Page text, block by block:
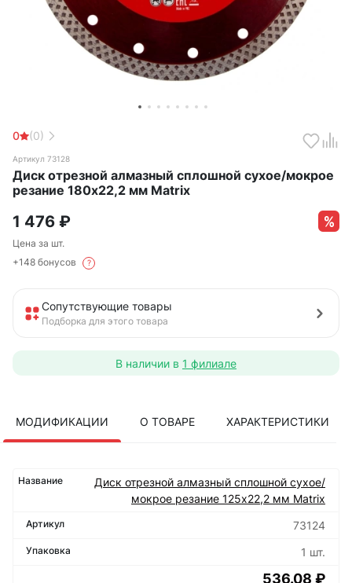
0 (0)
Артикул 73128
Диск отрезной алмазный сплошной сухое/мокрое
резание 180х22,2 мм Matrix
1 476 ₽
Цена за шт.
+148 бонусов
?
Сопутствующие товары
Подборка для этого товара
В наличии в 1 филиале
МОДИФИКАЦИИ О ТОВАРЕ ХАРАКТЕРИСТИКИ
Диск отрезной алмазный сплошной сухое/
мокрое резание 125х22,2 мм Matrix
73124
1 шт.
536.08 ₽